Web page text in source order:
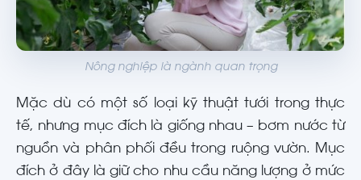
Nông nghiệp là ngành quan trọng
Mặc dù có một số loại kỹ thuật tưới trong thực
tế, nhưng mục đích là giống nhau – bơm nước từ
nguồn và phân phối đều trong ruộng vườn. Mục
đích ở đây là giữ cho nhu cầu năng lượng ở mức